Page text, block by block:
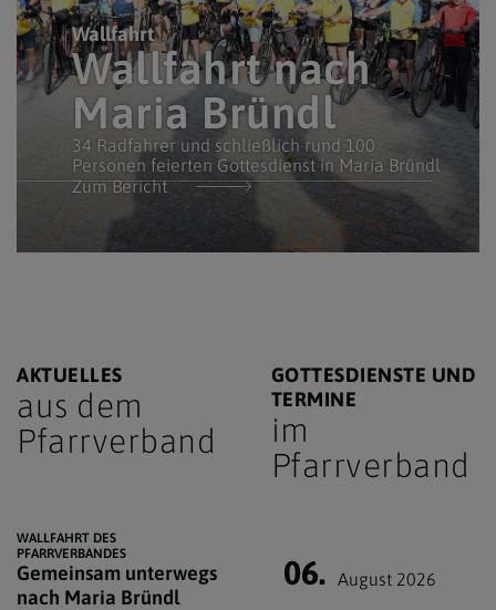
Wallfahrt
Wallfahrt nach
Maria Bründl
34 Radfahrer und schließlich rund 100
Personen feierten Gottesdienst in Maria Bründl
Zum Bericht
AKTUELLES
aus dem
Pfarrverband
WALLFAHRT DES
PFARRVERBANDES
Gemeinsam unterwegs
nach Maria Bründl
GOTTESDIENSTE UND
TERMINE
im
Pfarrverband
06. August 2026